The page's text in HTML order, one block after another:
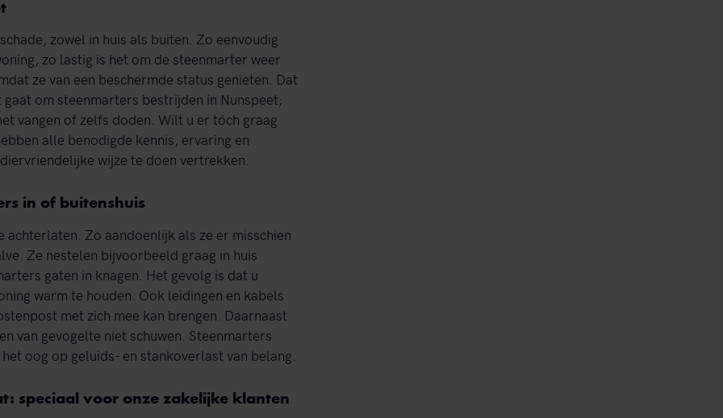
zowel in huis als buiten. Zo eenvoudig
zo lastig is het om de steenmarter weer
ze van een beschermde status genieten. Dat
om steenmarters bestrijden in Nunspeet;
vangen of zelfs doden. Wilt u er tóch graag
alle benodigde kennis, ervaring en
wijze te doen vertrekken.
in of buitenshuis
Zo aandoenlijk als ze er misschien
Ze nestelen bijvoorbeeld graag in huis
gaten in knagen. Het gevolg is dat u
warm te houden. Ook leidingen en kabels
met zich mee kan brengen. Daarnaast
van gevogelte niet schuwen. Steenmarters
oog op geluids- en stankoverlast van belang.
speciaal voor onze zakelijke klanten